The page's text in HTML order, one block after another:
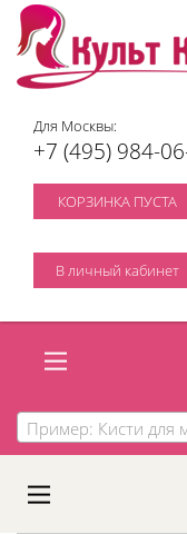
Для Москвы:
+7 (495) 984-
КОРЗИНКА ПУСТА
В личный кабинет
Пример: Кисти для
A
C
D